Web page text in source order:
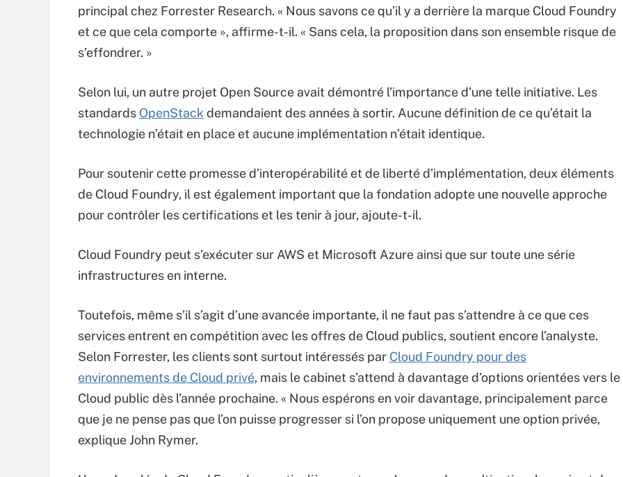
principal chez Forrester Research. « Nous savons ce qu’il y a derrière la marque Cloud Foundry
et ce que cela comporte », affirme-t-il. « Sans cela, la proposition dans son ensemble risque de
s’effondrer. »
Selon lui, un autre projet Open Source avait démontré l’importance d’une telle initiative. Les
standards OpenStack demandaient des années à sortir. Aucune définition de ce qu’était la
technologie n’était en place et aucune implémentation n’était identique.
Pour soutenir cette promesse d’interopérabilité et de liberté d’implémentation, deux éléments
de Cloud Foundry, il est également important que la fondation adopte une nouvelle approche
pour contrôler les certifications et les tenir à jour, ajoute-t-il.
Cloud Foundry peut s’exécuter sur AWS et Microsoft Azure ainsi que sur toute une série
infrastructures en interne.
Toutefois, même s’il s’agit d’une avancée importante, il ne faut pas s’attendre à ce que ces
services entrent en compétition avec les offres de Cloud publics, soutient encore l’analyste.
Selon Forrester, les clients sont surtout intéressés par Cloud Foundry pour des
environnements de Cloud privé, mais le cabinet s’attend à davantage d’options orientées vers le
Cloud public dès l’année prochaine. « Nous espérons en voir davantage, principalement parce
que je ne pense pas que l’on puisse progresser si l’on propose uniquement une option privée,
explique John Rymer.